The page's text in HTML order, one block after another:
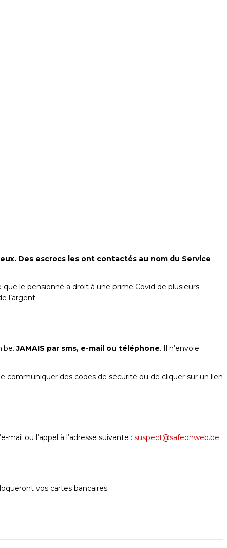
Des escrocs les ont contactés au nom du Service
le pensionné a droit à une prime Covid de plusieurs
l’argent.
JAMAIS par sms, e-mail ou téléphone. Il n’envoie
communiquer des codes de sécurité ou de cliquer sur un lien
mail ou l’appel à l’adresse suivante : suspect@safeonweb.be
vos cartes bancaires.